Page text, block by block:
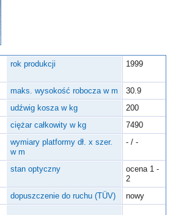
rok produkcji 1999
maks. wysokość robocza w m
30.9
udźwig kosza w kg
200
ciężar całkowity w kg
7490
wymiary platformy dł. x szer.
w m
- / -
stan optyczny
ocena 1 -
2
dopuszczenie do ruchu (TÜV)
nowy